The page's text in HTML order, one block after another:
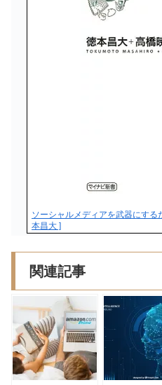
ソーシャルメディアを武器にす
本昌大 ]
関連記事